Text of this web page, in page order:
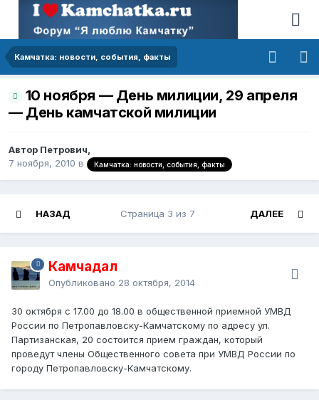
Камчатка: новости, события, факты
10 ноября — День милиции, 29 апреля
— День камчатской милиции
Автор Петрович,
7 ноября, 2010 в Камчатка: новости, события, факты
НАЗАД ДАЛЕЕ
Страница 3 из 7
Камчадал
Опубликовано 28 октября, 2014
30 октября с 17.00 до 18.00 в общественной приемной УМВД
России по Петропавловску-Камчатскому по адресу ул.
Партизанская, 20 состоится прием граждан, который
проведут члены Общественного совета при УМВД России по
городу Петропавловску-Камчатскому.